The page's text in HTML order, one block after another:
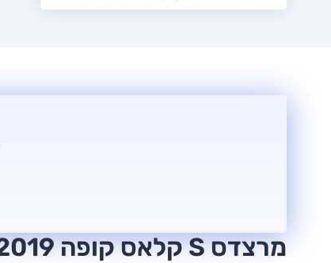
מרצדס S קלאס קופה 2019 חוות דעת